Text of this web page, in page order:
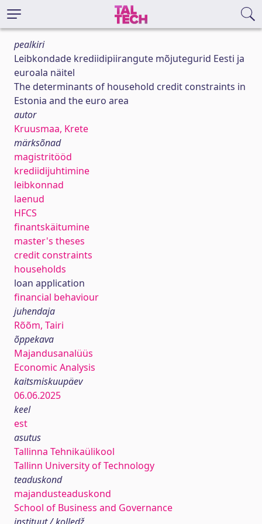
pealkiri
Leibkondade krediidipiirangute mõjutegurid Eesti ja
euroala näitel
The determinants of household credit constraints in
Estonia and the euro area
autor
Kruusmaa, Krete
märksõnad
magistritööd
krediidijuhtimine
leibkonnad
laenud
HFCS
finantskäitumine
master's theses
credit constraints
households
loan application
financial behaviour
juhendaja
Rõõm, Tairi
õppekava
Majandusanalüüs
Economic Analysis
kaitsmiskuupäev
06.06.2025
keel
est
asutus
Tallinna Tehnikaülikool
Tallinn University of Technology
teaduskond
majandusteaduskond
School of Business and Governance